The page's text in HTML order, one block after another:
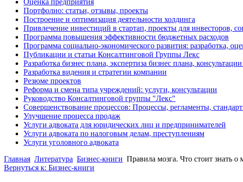
Портфолио: статьи, отзывы, проекты
Построение и оптимизация деятельности холдинга
Привлечение инвестиций в стартап, проекты для инвесторов,
Программа повышения эффективности бюджетных расходов
Программа социально-экономического развития: разработка,
Публикации и статьи Консалтинговой Группы Лекс
Разработка бизнес плана, экспертиза бизнес плана,
Разработка видения и стратегии компании
Резюме проектов
Реформа и смена типа учреждений: услуги, консультации
Руководство Консалтинговой группы "Лекс"
Совершенствование процессов: Процессы, регламенты,
Улучшение процесса продаж
Услуги адвоката для юридических лиц и предпринимателей
Услуги адвоката по налоговым делам, преступлениям
Услуги уголовного адвоката
Главная Литература Бизнес-книги Правила мозга. Что стоит знать
Вернуться к: Бизнес-книги